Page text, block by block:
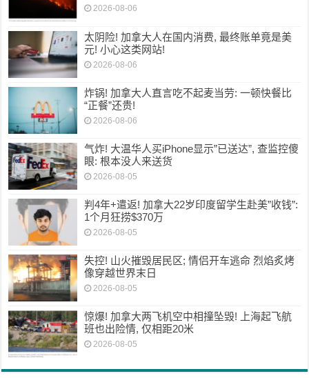
2026-08-06
太阴险! 加拿大人在国内消费, 最终账单竟是美
元! 小心这类网站!
2026-08-06
炸锅! 加拿大人直言吃不起麦当劳: 一顿快餐比
“正餐”还贵!
2026-08-06
气炸! 大温华人买iPhone显示”已送达”, 查监控傻
眼: 根本没人来送货
2026-08-05
判4年+遣返! 加拿大22岁印度留学生赴美”收钱”:
1个月狂捞$370万
2026-08-05
失控! 山火摧毁居民区; 情侣开车逃命 烈焰炙烤
像穿越世界末日
2026-08-05
惊爆! 加拿大两飞机空中相撞坠毁! 上海起飞航
班也出险情, 仅相距20米
2026-08-05